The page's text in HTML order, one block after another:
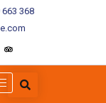
663 368